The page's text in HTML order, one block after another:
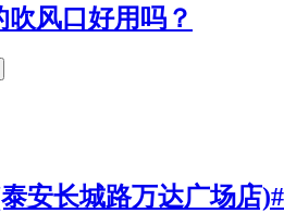
吹风口好用吗？
泰安长城路万达广场店)#